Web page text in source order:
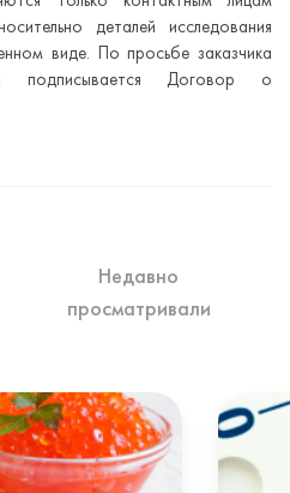
деталей исследования
виде. По просьбе заказчика
подписывается Договор о
Недавно
просматривали